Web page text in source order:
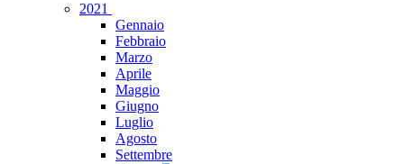
2021
Gennaio
Febbraio
Marzo
Aprile
Maggio
Giugno
Luglio
Agosto
Settembre